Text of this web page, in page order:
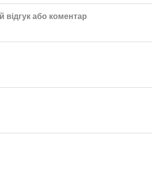
відгук або коментар